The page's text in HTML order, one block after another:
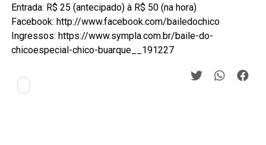
Entrada: R$ 25 (antecipado) à R$ 50 (na hora)
Facebook: http://www.facebook.com/bailedochico
Ingressos: https://www.sympla.com.br/baile-do-
chicoespecial-chico-buarque__191227